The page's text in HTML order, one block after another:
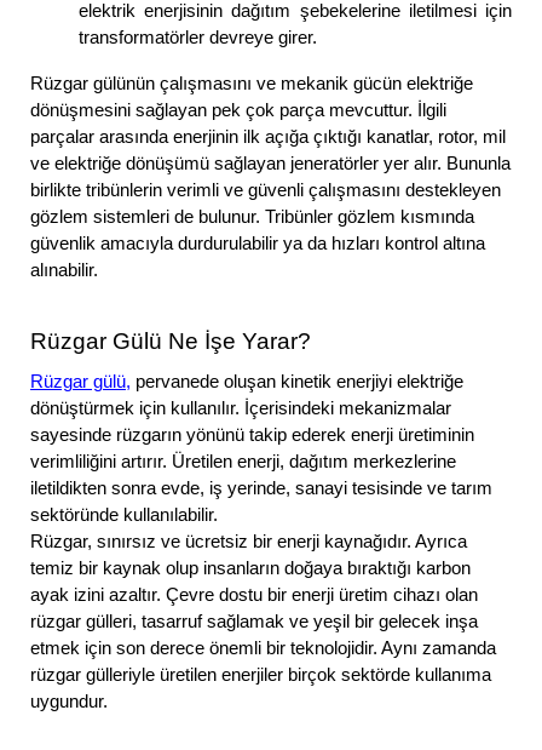
elektrik enerjisinin dağıtım şebekelerine iletilmesi için
transformatörler devreye girer.
Rüzgar gülünün çalışmasını ve mekanik gücün elektriğe
dönüşmesini sağlayan pek çok parça mevcuttur. İlgili
parçalar arasında enerjinin ilk açığa çıktığı kanatlar, rotor, mil
ve elektriğe dönüşümü sağlayan jeneratörler yer alır. Bununla
birlikte tribünlerin verimli ve güvenli çalışmasını destekleyen
gözlem sistemleri de bulunur. Tribünler gözlem kısmında
güvenlik amacıyla durdurulabilir ya da hızları kontrol altına
alınabilir.
Rüzgar Gülü Ne İşe Yarar?
Rüzgar gülü, pervanede oluşan kinetik enerjiyi elektriğe
dönüştürmek için kullanılır. İçerisindeki mekanizmalar
sayesinde rüzgarın yönünü takip ederek enerji üretiminin
verimliliğini artırır. Üretilen enerji, dağıtım merkezlerine
iletildikten sonra evde, iş yerinde, sanayi tesisinde ve tarım
sektöründe kullanılabilir.
Rüzgar, sınırsız ve ücretsiz bir enerji kaynağıdır. Ayrıca
temiz bir kaynak olup insanların doğaya bıraktığı karbon
ayak izini azaltır. Çevre dostu bir enerji üretim cihazı olan
rüzgar gülleri, tasarruf sağlamak ve yeşil bir gelecek inşa
etmek için son derece önemli bir teknolojidir. Aynı zamanda
rüzgar gülleriyle üretilen enerjiler birçok sektörde kullanıma
uygundur.